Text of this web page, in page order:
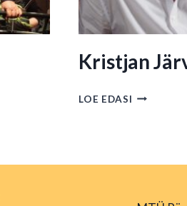
Kristjan
LOE EDASI KRISTJAN